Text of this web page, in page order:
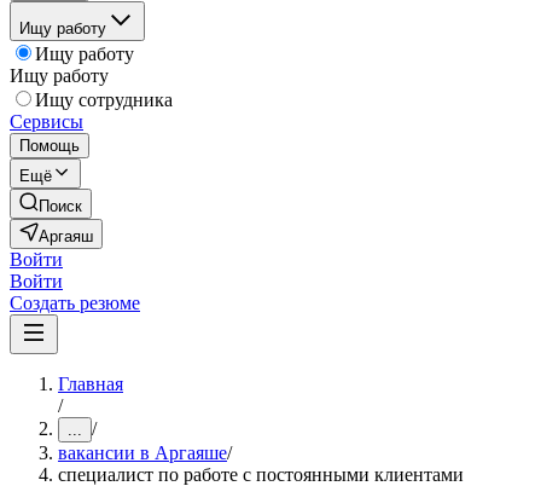
Ищу работу
Ищу работу
Ищу работу
Ищу сотрудника
Сервисы
Помощь
Ещё
Поиск
Аргаяш
Войти
Войти
Создать резюме
Главная
/
... /
вакансии в Аргаяше/
специалист по работе с постоянными клиентами